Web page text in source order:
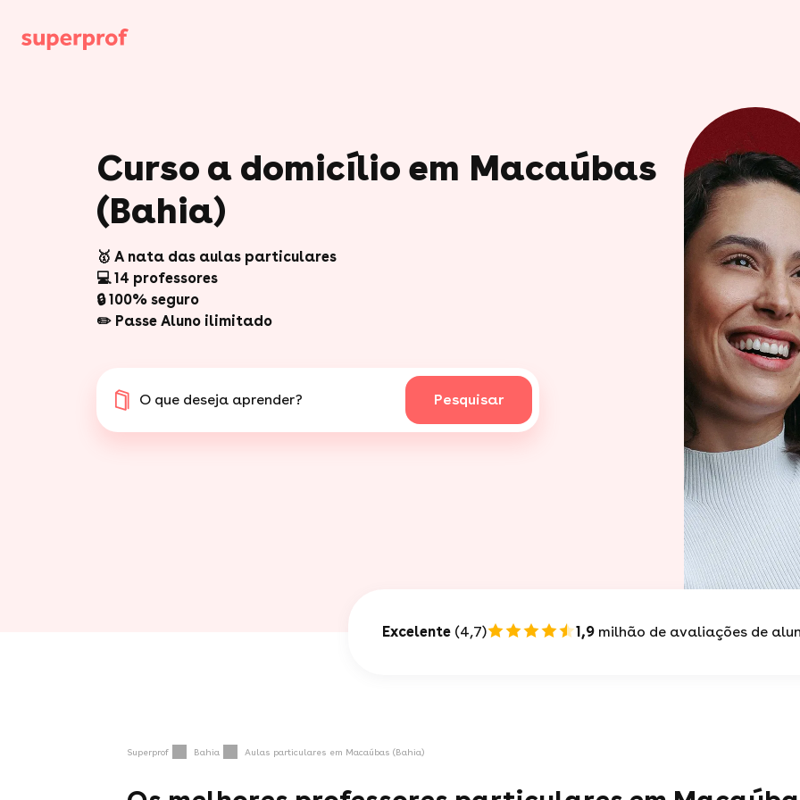
Curso a domicílio em Macaúbas
(Bahia)
🥇 A nata das aulas particulares
💻 14 professores
🔒 100% seguro
✏️ Passe Aluno ilimitado
O que deseja aprender? Pesquisar
Excelente (4,7) 1,9 milhão de avaliações de
Superprof Bahia Aulas particulares em Macaúbas (Bahia)